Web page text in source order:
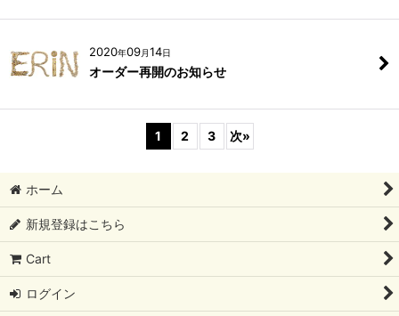
2020年09月14日
オーダー再開のお知らせ
1 2 3 次»
ホーム
新規登録はこちら
Cart
ログイン